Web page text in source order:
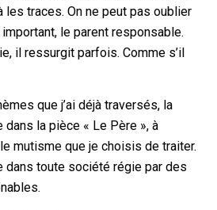
les traces. On ne peut pas oublier
le parent responsable.
il ressurgit parfois. Comme s’il
que j’ai déjà traversés, la
la pièce « Le Père », à
mutisme que je choisis de traiter.
dans toute société régie par des